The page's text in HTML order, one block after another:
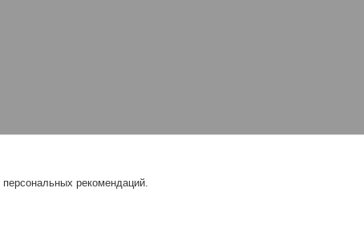
рекомендаций.